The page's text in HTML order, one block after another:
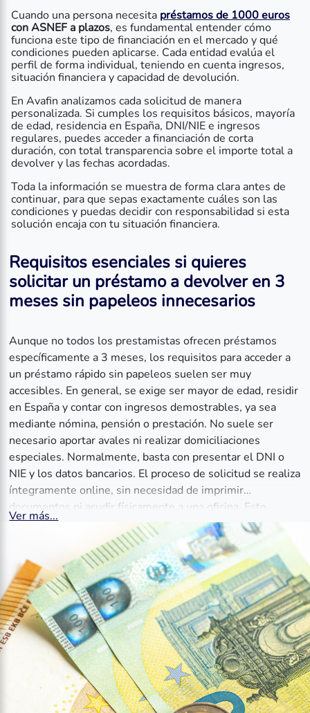
Cuando una persona necesita préstamos de 1000 euros
con ASNEF a plazos, es fundamental entender cómo
funciona este tipo de financiación en el mercado y qué
condiciones pueden aplicarse. Cada entidad evalúa el
perfil de forma individual, teniendo en cuenta ingresos,
situación financiera y capacidad de devolución.
En Avafin analizamos cada solicitud de manera
personalizada. Si cumples los requisitos básicos, mayoría
de edad, residencia en España, DNI/NIE e ingresos
regulares, puedes acceder a financiación de corta
duración, con total transparencia sobre el importe total a
devolver y las fechas acordadas.
Toda la información se muestra de forma clara antes de
continuar, para que sepas exactamente cuáles son las
condiciones y puedas decidir con responsabilidad si esta
solución encaja con tu situación financiera.
Requisitos esenciales si quieres
solicitar un préstamo a devolver en 3
meses sin papeleos innecesarios
Aunque no todos los prestamistas ofrecen préstamos
específicamente a 3 meses, los requisitos para acceder a
un préstamo rápido sin papeleos suelen ser muy
accesibles. En general, se exige ser mayor de edad, residir
en España y contar con ingresos demostrables, ya sea
mediante nómina, pensión o prestación. No suele ser
necesario aportar avales ni realizar domiciliaciones
especiales. Normalmente, basta con presentar el DNI o
NIE y los datos bancarios. El proceso de solicitud se realiza
íntegramente online, sin necesidad de imprimir
documentos ni acudir físicamente a una oficina. Esto
permite agilizar la aprobación y obtener una respuesta en
pocos minutos. Además, muchos portales ofrecen
simuladores para comprobar si se cumplen los requisitos
antes de enviar la solicitud definitiva.
Ver más...